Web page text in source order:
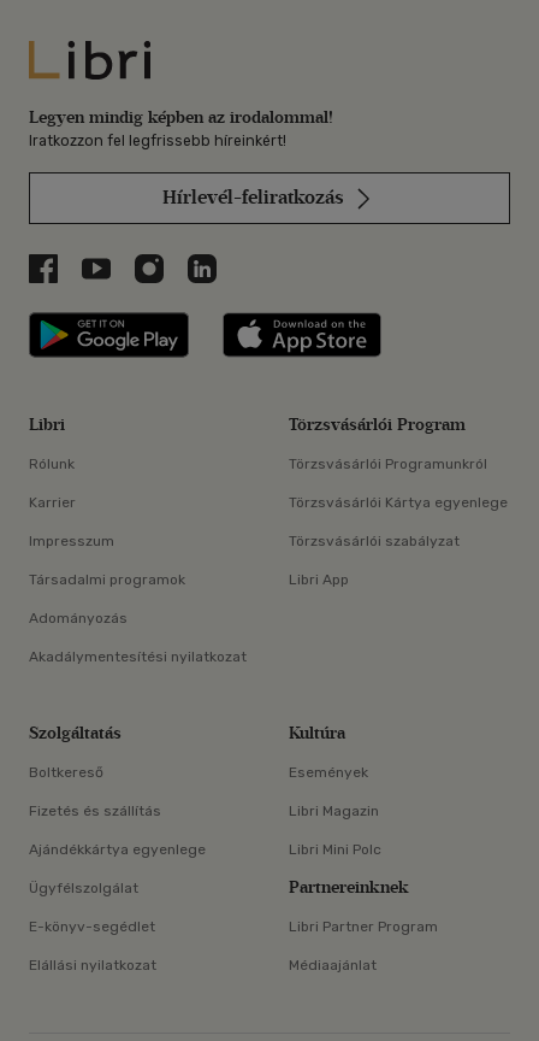
Libri
Legyen mindig képben az irodalommal!
Iratkozzon fel legfrissebb híreinkért!
Hírlevél-feliratkozás
Libri a Facebookon
Libri a Youtube-on
Libri az Instagramon
Libri a LinkedInen
Libri applikáció Szerezd meg: Google
Libri
Rólunk
Karrier
Impresszum
Társadalmi programok
Adományozás
Akadálymentesítési nyilatkozat
Törzsvásárlói Program
Törzsvásárlói Programunkról
Törzsvásárlói Kártya egyenlege
Törzsvásárlói szabályzat
Libri App
Szolgáltatás
Boltkereső
Fizetés és szállítás
Ajándékkártya egyenlege
Ügyfélszolgálat
E-könyv-segédlet
Elállási nyilatkozat
Kultúra
Események
Libri Magazin
Libri Mini Polc
Partnereinknek
Libri Partner Program
Médiaajánlat